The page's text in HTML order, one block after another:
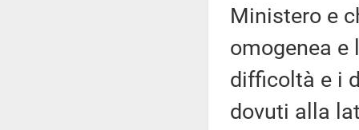
Ministero e
omogenea
difficoltà e i
dovuti alla